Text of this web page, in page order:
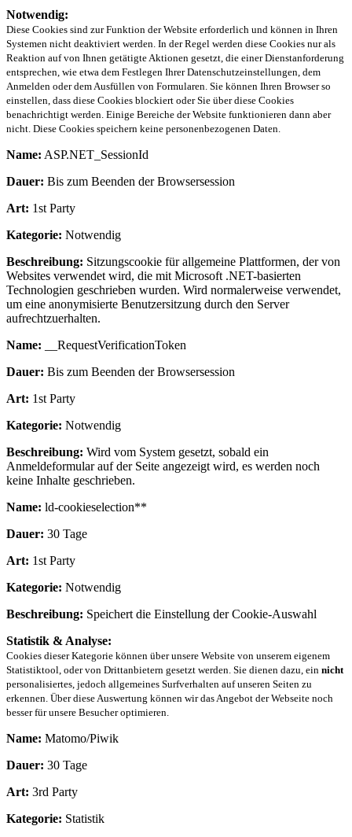
Notwendig:
Diese Cookies sind zur Funktion der Website erforderlich und können in Ihren
Systemen nicht deaktiviert werden. In der Regel werden diese Cookies nur als
Reaktion auf von Ihnen getätigte Aktionen gesetzt, die einer Dienstanforderung
entsprechen, wie etwa dem Festlegen Ihrer Datenschutzeinstellungen, dem
Anmelden oder dem Ausfüllen von Formularen. Sie können Ihren Browser so
einstellen, dass diese Cookies blockiert oder Sie über diese Cookies
benachrichtigt werden. Einige Bereiche der Website funktionieren dann aber
nicht. Diese Cookies speichern keine personenbezogenen Daten.
Name: ASP.NET_SessionId
Dauer: Bis zum Beenden der Browsersession
Art: 1st Party
Kategorie: Notwendig
Beschreibung: Sitzungscookie für allgemeine Plattformen, der von
Websites verwendet wird, die mit Microsoft .NET-basierten
Technologien geschrieben wurden. Wird normalerweise verwendet,
um eine anonymisierte Benutzersitzung durch den Server
aufrechtzuerhalten.
Name: __RequestVerificationToken
Dauer: Bis zum Beenden der Browsersession
Art: 1st Party
Kategorie: Notwendig
Beschreibung: Wird vom System gesetzt, sobald ein
Anmeldeformular auf der Seite angezeigt wird, es werden noch
keine Inhalte geschrieben.
Name: ld-cookieselection**
Dauer: 30 Tage
Art: 1st Party
Kategorie: Notwendig
Beschreibung: Speichert die Einstellung der Cookie-Auswahl
Statistik & Analyse:
Cookies dieser Kategorie können über unsere Website von unserem eigenem
Statistiktool, oder von Drittanbietern gesetzt werden. Sie dienen dazu, ein nicht
personalisiertes, jedoch allgemeines Surfverhalten auf unseren Seiten zu
erkennen. Über diese Auswertung können wir das Angebot der Webseite noch
besser für unsere Besucher optimieren.
Name: Matomo/Piwik
Dauer: 30 Tage
Art: 3rd Party
Kategorie: Statistik